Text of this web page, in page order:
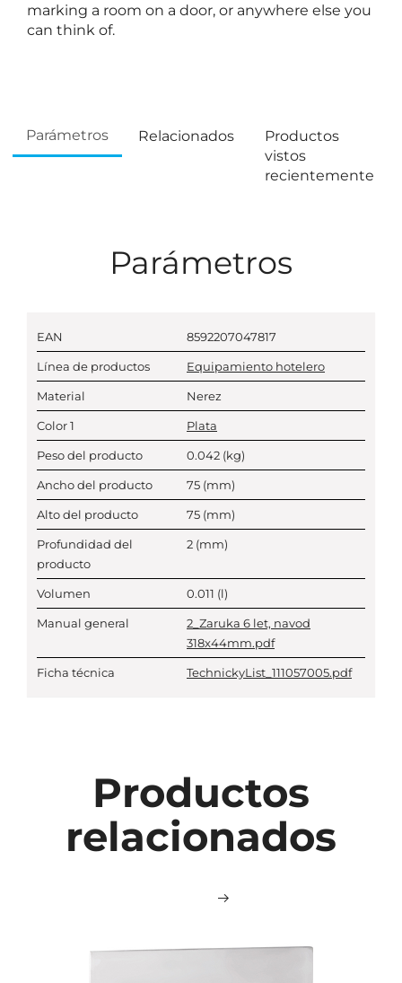
marking a room on a door, or anywhere else you
can think of.
Parámetros Relacionados
Productos
vistos
recientemente
Parámetros
EAN 8592207047817
Línea de productos Equipamiento hotelero
Material Nerez
Color 1 Plata
Peso del producto 0.042 (kg)
Ancho del producto 75 (mm)
Alto del producto 75 (mm)
Profundidad del
producto
2 (mm)
Volumen 0.011 (l)
Manual general
2_Zaruka 6 let, navod
318x44mm.pdf
Ficha técnica TechnickyList_111057005.pdf
Productos
relacionados